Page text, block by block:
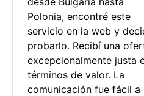
Polonia, encontré este
servicio en la web y
probarlo. Recibí una
excepcionalmente justa
términos de valor. La
comunicación fue fácil a